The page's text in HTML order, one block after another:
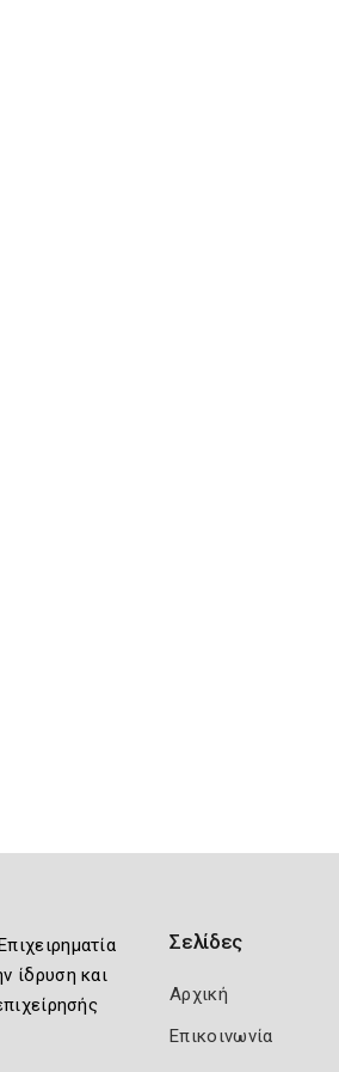
ίδρυση και
Σελίδες
Αρχική
Επικοινωνία